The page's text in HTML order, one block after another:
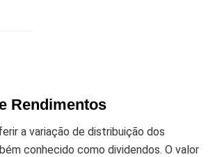
Rendimentos
a variação de distribuição dos
conhecido como dividendos. O valor